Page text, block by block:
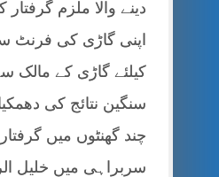
دینے والا ملزم
اپنی گاڑی کی فرنٹ
کیلئے گاڑی کے مالک
سنگین نتائج کی
چند گھنٹوں میں
سربراہی میں خلیل